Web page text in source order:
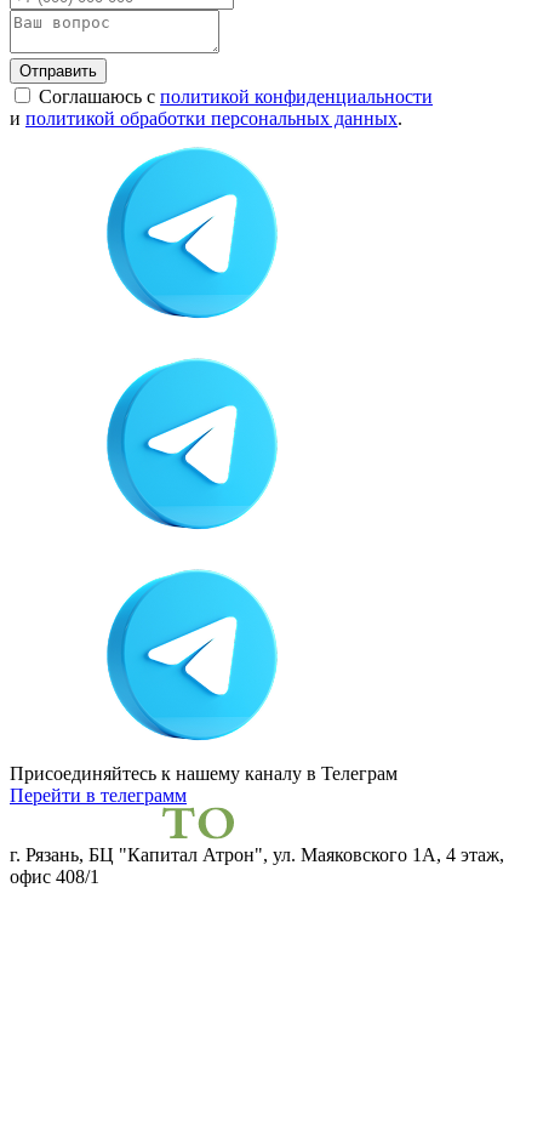
Отправить
Соглашаюсь с политикой конфиденциальности
и политикой обработки персональных данных.
Присоединяйтесь к нашему каналу в Телеграм
Перейти в телеграмм
г. Рязань, БЦ "Капитал Атрон", ул. Маяковского 1А, 4 этаж,
офис 408/1